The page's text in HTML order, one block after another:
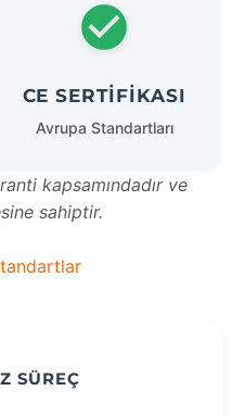
CE SERTIFIKASI
Avrupa Standartları
kapsamındadır ve
sahiptir.
SÜREÇ